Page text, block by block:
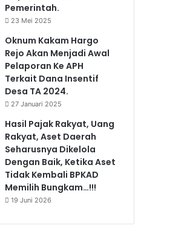
Pemerintah.
23 Mei 2025
Oknum Kakam Hargo
Rejo Akan Menjadi Awal
Pelaporan Ke APH
Terkait Dana Insentif
Desa TA 2024.
27 Januari 2025
Hasil Pajak Rakyat, Uang
Rakyat, Aset Daerah
Seharusnya Dikelola
Dengan Baik, Ketika Aset
Tidak Kembali BPKAD
Memilih Bungkam…!!!
19 Juni 2026